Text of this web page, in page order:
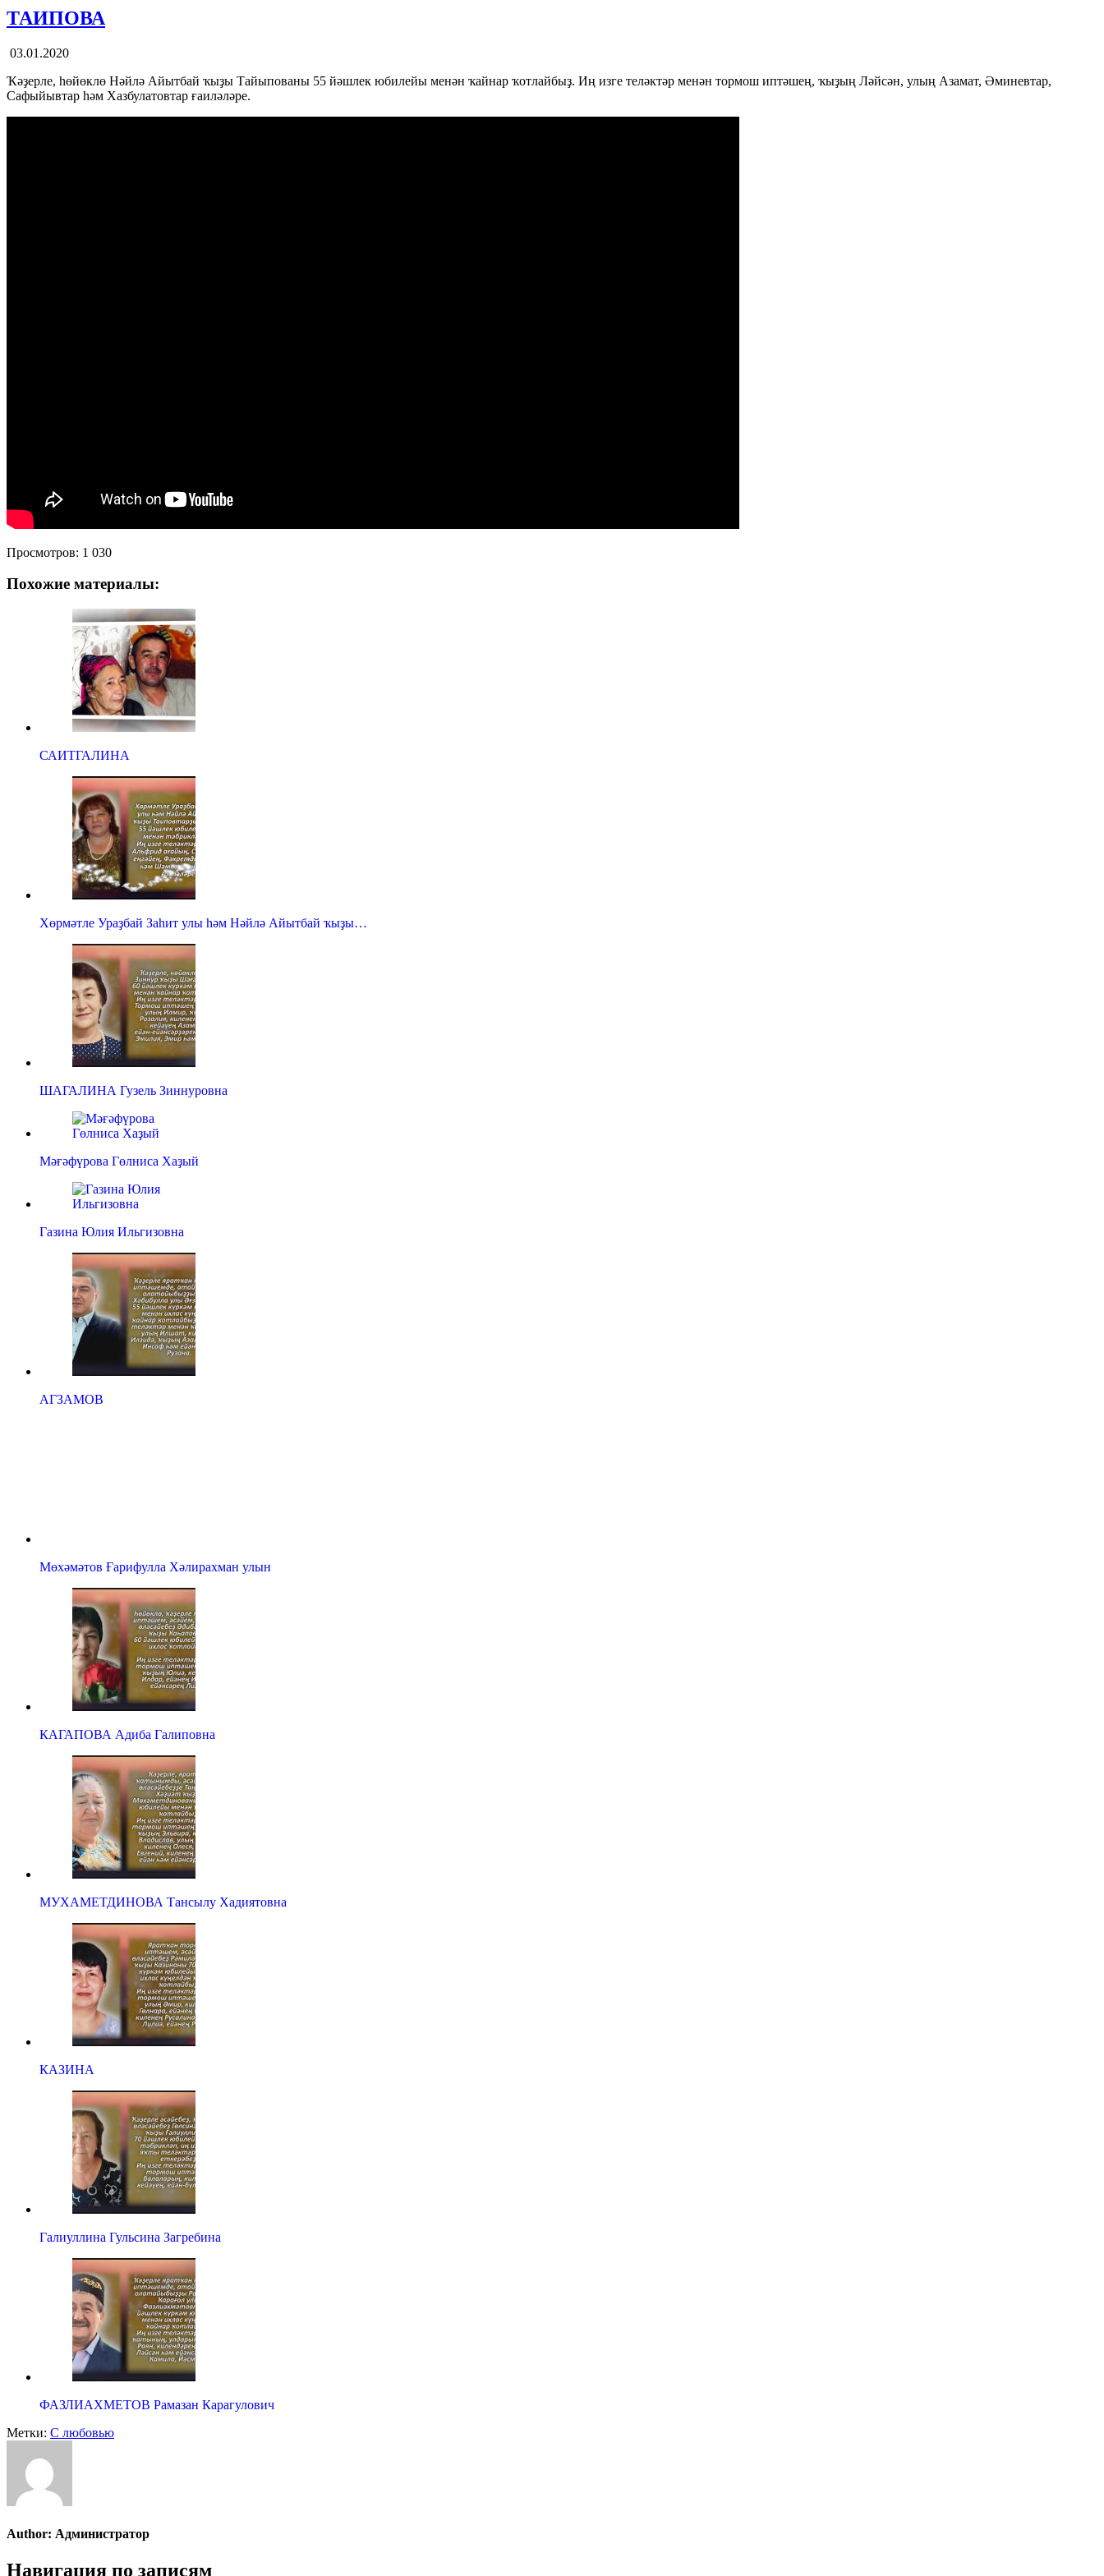
ТАИПОВА
03.01.2020
Ҡәҙерле, һөйөклө Нәйлә Айытбай ҡыҙы Тайыпованы 55 йәшлек юбилейы менән ҡайнар ҡотлайбыҙ. Иң изге теләктәр менән тормош иптәшең, ҡыҙың Ләйсән, улың Азамат, Әминевтар,
Сафыйывтар һәм Хазбулатовтар ғаиләләре.
Просмотров: 1 030
Похожие материалы:
САИТГАЛИНА
Хөрмәтле Ураҙбай Заһит улы һәм Нәйлә Айытбай ҡыҙы…
ШАГАЛИНА Гузель Зиннуровна
Мәғәфүрова Гөлниса Хаҙый
Газина Юлия Ильгизовна
АГЗАМОВ
Мөхәмәтов Ғарифулла Хәлирахман улын
КАГАПОВА Адиба Галиповна
МУХАМЕТДИНОВА Тансылу Хадиятовна
КАЗИНА
Галиуллина Гульсина Загребина
ФАЗЛИАХМЕТОВ Рамазан Карагулович
Метки: С любовью
Author: Администратор
Навигация по записям